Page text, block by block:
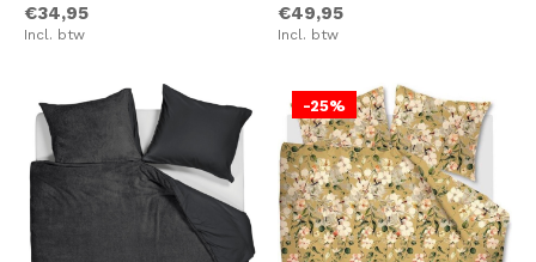
€34,95
Incl. btw
€49,95
Incl. btw
-25%